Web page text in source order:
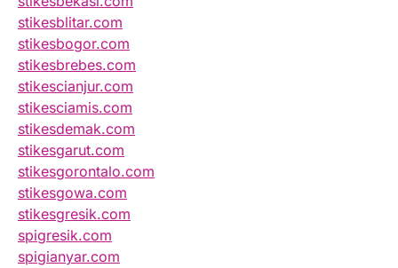
stikesblitar.com
stikesbogor.com
stikesbrebes.com
stikescianjur.com
stikesciamis.com
stikesdemak.com
stikesgarut.com
stikesgorontalo.com
stikesgowa.com
stikesgresik.com
spigresik.com
spigianyar.com